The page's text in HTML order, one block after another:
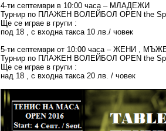
4-ти септември в 10:00 часа – МЛАДЕЖИ
Турнир по ПЛАЖЕН ВОЛЕЙБОЛ OPEN the
Ще се играе в групи :
под 18 , с входна такса 10 лв./ човек
5-ти септември от 10:00 часа – ЖЕНИ ,
Турнир по ПЛАЖЕН ВОЛЕЙБОЛ OPEN the
Ще се играе в групи :
над 18 , с входна такса 20 лв. / човек